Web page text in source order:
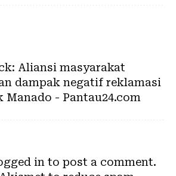
Aliansi masyarakat
dampak negatif reklamasi
Manado - Pantau24.com
in to post a comment.